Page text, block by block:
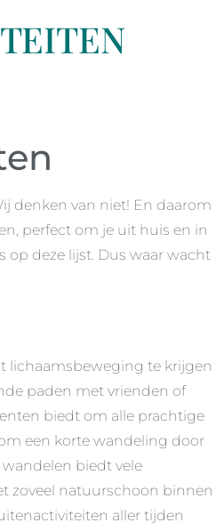
denken van niet! En daarom
perfect om je uit huis en in
op deze lijst. Dus waar wacht
lichaamsbeweging te krijgen
paden met vrienden of
biedt om alle prachtige
een korte wandeling door
biedt vele
zoveel natuurschoon binnen
aller tijden